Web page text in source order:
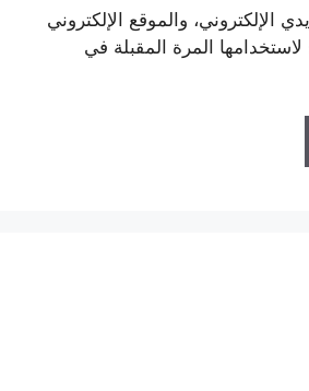
الإلكتروني، والموقع الإلكتروني
المرة المقبلة في